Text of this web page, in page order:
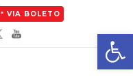
VIA BOLETO
Abrir